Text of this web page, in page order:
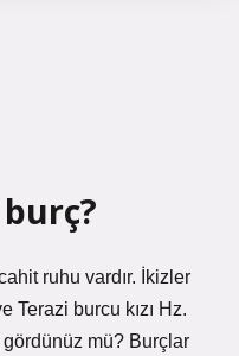
ruhu vardır. İkizler
Terazi burcu kızı Hz.
gördünüz mü? Burçlar